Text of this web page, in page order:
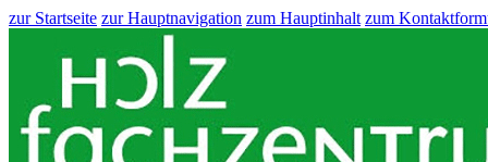
zur Startseite zur Hauptnavigation zum Hauptinhalt zum